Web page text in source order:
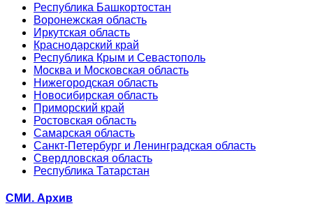
Республика Башкортостан
Воронежская область
Иркутская область
Краснодарский край
Республика Крым и Севастополь
Москва и Московская область
Нижегородская область
Новосибирская область
Приморский край
Ростовская область
Самарская область
Санкт-Петербург и Ленинградская область
Свердловская область
Республика Татарстан
СМИ. Архив